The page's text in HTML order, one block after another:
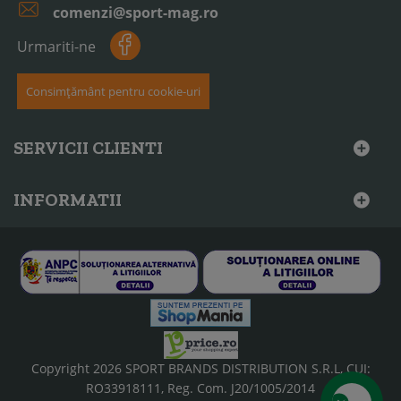
comenzi@sport-mag.ro
Urmariti-ne
Consimțământ pentru cookie-uri
SERVICII CLIENTI
INFORMATII
Copyright 2026 SPORT BRANDS DISTRIBUTION S.R.L, CUI:
RO33918111, Reg. Com. J20/1005/2014